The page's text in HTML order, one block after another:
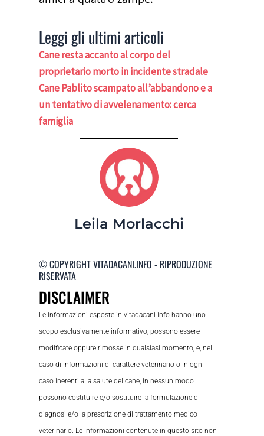
Leggi gli ultimi articoli
Cane resta accanto al corpo del
proprietario morto in incidente stradale
Cane Pablito scampato all’abbandono e a
un tentativo di avvelenamento: cerca
famiglia
Leila Morlacchi
© COPYRIGHT VITADACANI.INFO - RIPRODUZIONE
RISERVATA
DISCLAIMER
Le informazioni esposte in vitadacani.info hanno uno
scopo esclusivamente informativo, possono essere
modificate oppure rimosse in qualsiasi momento, e, nel
caso di informazioni di carattere veterinario o in ogni
caso inerenti alla salute del cane, in nessun modo
possono costituire e/o sostituire la formulazione di
diagnosi e/o la prescrizione di trattamento medico
veterinario. Le informazioni contenute in questo sito non